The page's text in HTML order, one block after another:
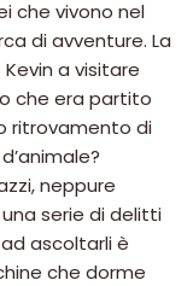
che vivono nel
di avventure. La
a visitare
che era partito
ritrovamento di
neppure
serie di delitti
ascoltarli è
che dorme